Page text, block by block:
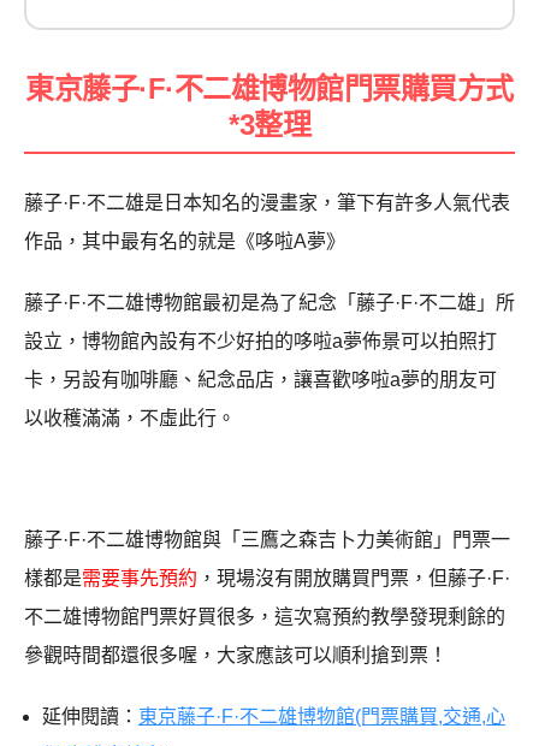
東京藤子·F·不二雄博物館門票購買方式
*3整理
藤子·F·不二雄是日本知名的漫畫家，筆下有許多人氣代表
作品，其中最有名的就是《哆啦A夢》
藤子·F·不二雄博物館最初是為了紀念「藤子·F·不二雄」所
設立，博物館內設有不少好拍的哆啦a夢佈景可以拍照打
卡，另設有咖啡廳、紀念品店，讓喜歡哆啦a夢的朋友可
以收穫滿滿，不虛此行。
藤子·F·不二雄博物館與「三鷹之森吉卜力美術館」門票一
樣都是需要事先預約 ，現場沒有開放購買門票，但藤子·F·
不二雄博物館門票好買很多，這次寫預約教學發現剩餘的
參觀時間都還很多喔，大家應該可以順利搶到票！
延伸閱讀： 東京藤子·F·不二雄博物館(門票購買,交通,心